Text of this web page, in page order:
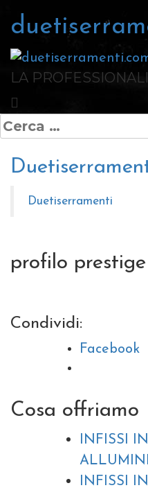
contenuto
LA
Ricerca
per:
Duetiserramenti
profilo prestige
Condividi:
Facebook
Cosa offriamo
INFISSI
INFISSI